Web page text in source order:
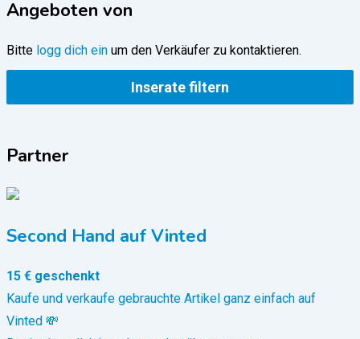
Angeboten von
Bitte logg dich ein um den Verkäufer zu kontaktieren.
Inserate filtern
Partner
Second Hand auf Vinted
15 € geschenkt
Kaufe und verkaufe gebrauchte Artikel ganz einfach auf
Vinted 💸